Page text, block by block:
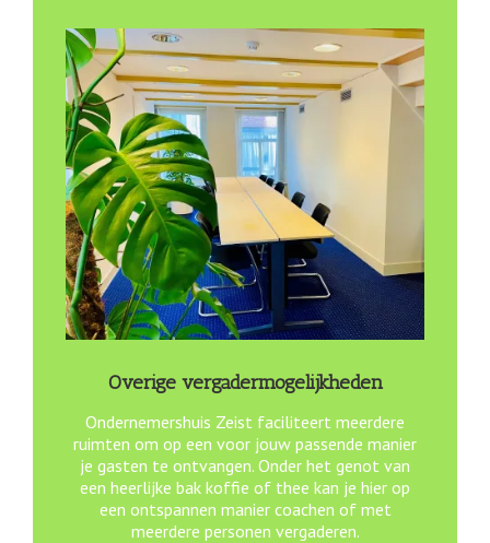
Overige vergadermogelijkheden
Ondernemershuis Zeist faciliteert meerdere
ruimten om op een voor jouw passende manier
je gasten te ontvangen. Onder het genot van
een heerlijke bak koffie of thee kan je hier op
een ontspannen manier coachen of met
meerdere personen vergaderen.